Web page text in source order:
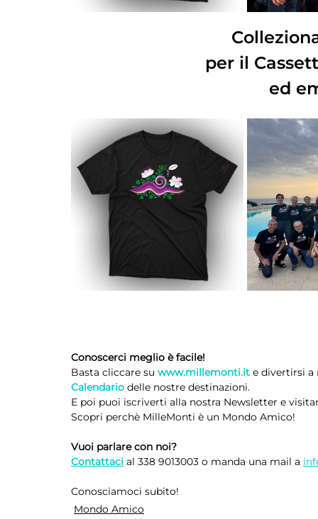
per il
ed
Conoscerci meglio è facile!
Basta cliccare su www.millemonti.it e divertirsi a
Calendario delle nostre destinazioni.
E poi puoi iscriverti alla nostra Newsletter e
Scopri perchè MilleMonti è un Mondo Amico!
Vuoi parlare con noi?
Contattaci al 338 9013003 o manda una mail a
Conosciamoci subito!
Mondo Amico